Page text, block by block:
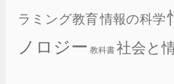
ラミング教育情報の科学
ノロジー 教科書社会と